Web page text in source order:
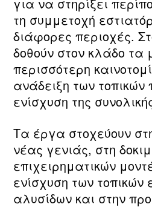
για να στηρίξει
τη συμμετοχή
διάφορες περιοχές.
δοθούν στον κλάδο τα
περισσότερη
ανάδειξη των τοπικών
ενίσχυση της
Τα έργα στοχεύουν
νέας γενιάς, στη
επιχειρηματικών
ενίσχυση των τοπικών
αλυσίδων και στην